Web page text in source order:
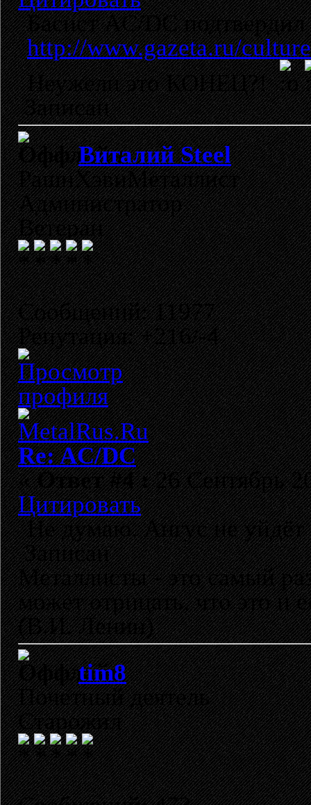
Басист AC/DC
http://www.gazeta.ru/
Неужели это КОНЕЦ?!
Записан
Виталий Steel
РашнХэвиМеталлист
Администратор
Ветеран
Сообщений: 11977
Репутация: +216/-4
Re: AC/DC
«Ответ #4 :26 Сентябрь
Цитировать
Не думаю. Ангус не уйдёт
Записан
Металлисты - это самый
может отрицать, что это и
(В.И. Ленин)
tim8
Почетный деятель
Старожил